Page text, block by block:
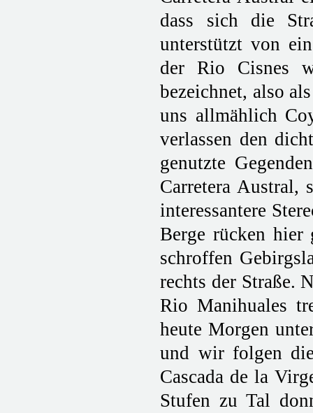
dass sich die
unterstützt von
der Rio Cisnes
bezeichnet, also
uns allmählich
verlassen den
genutzte
Carretera Austral,
interessantere
Berge rücken hier
schroffen
rechts der Straße.
Rio Manihuales
heute Morgen
und wir folgen
Cascada de la
Stufen zu Tal